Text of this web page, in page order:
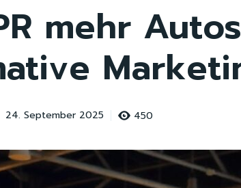
mehr
24. September 2025 450